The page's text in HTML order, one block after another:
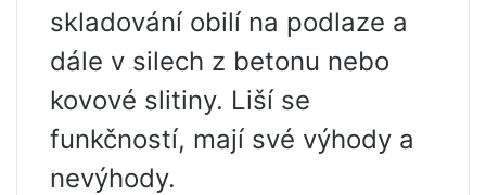
skladování obilí na podlaze a
dále v silech z betonu nebo
kovové slitiny. Liší se
funkčností, mají své výhody a
nevýhody.